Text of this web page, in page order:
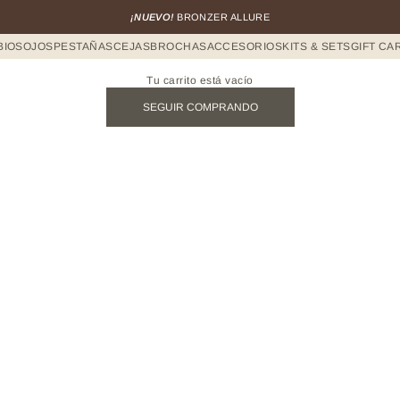
¡NUEVO! BRONZER ALLURE
OJOSPESTAÑASCEJASBROCHASACCESORIOSKITS & SETSGIFT
Tu carrito está vacío
SEGUIR COMPRANDO